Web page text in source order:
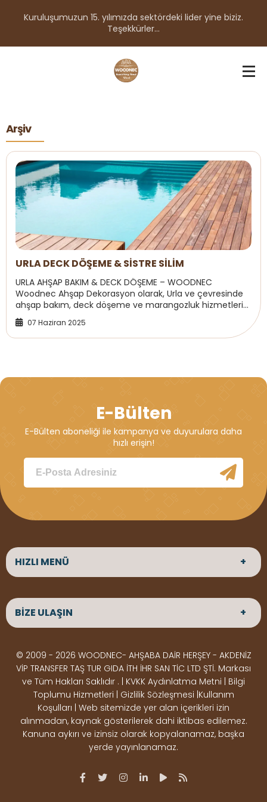
Kuruluşumuzun 15. yılımızda sektördeki lider yine biziz.
Teşekkürler...
Arşiv
URLA DECK DÖŞEME & SİSTRE SİLİM
URLA AHŞAP BAKIM & DECK DÖŞEME – WOODNEC
Woodnec Ahşap Dekorasyon olarak, Urla ve çevresinde
ahşap bakım, deck döşeme ve marangozluk hizmetleri
sunuyoruz. AVM, otel, restoran, cafe, spor salonu, h...
07 Haziran 2025
E-Bülten
E-Bülten aboneliği ile kampanya ve duyurulara daha
hızlı erişin!
HIZLI MENÜ
ANASAYFA
HAKKIMIZDA
ÜRÜNLER
Çeşitlerimiz
Çeşitlerimiz
Kereste
Çeşitlerimiz
Ahşap
Pergole
Ürünler
Deck Montaj
Ahşap
Dekorasyon
OSB,
BİZE ULAŞIN
BİZE ULAŞIN
Altınkale mah Osmangazi cad. no 355 Döşemealtı
Antalya
ÇALIŞMA SAATLERİ
Hafta içi : Haftaiçi 09:00 - 18:00
Hafta sonu : Cumartesi 10:00 - 15:00
İLETİŞİM
© 2009 - 2026 WOODNEC- AHŞABA DAİR HERŞEY - AKDENİZ
VİP TRANSFER TAŞ TUR GIDA İTH İHR SAN TİC LTD ŞTİ. Markası
ve Tüm Hakları Saklıdır . | KVKK Aydınlatma Metni | Bilgi
Toplumu Hizmetleri | Gizlilik Sözleşmesi |Kullanım
Koşulları | Web sitemizde yer alan içerikleri izin
alınmadan, kaynak gösterilerek dahi iktibas edilemez.
Kanuna aykırı ve izinsiz olarak kopyalanamaz, başka
yerde yayınlanamaz.